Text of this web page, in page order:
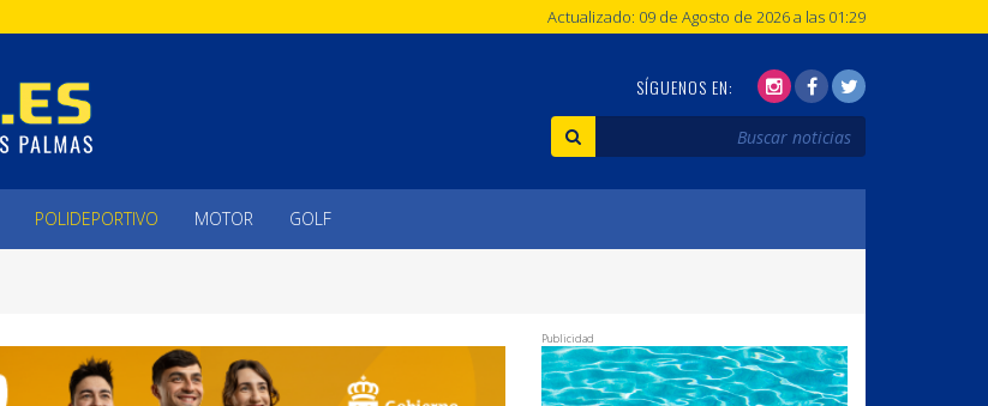
Actualizado: 09 de Agosto de 2026 a las 01:29
SÍGUENOS EN:
POLIDEPORTIVO MOTOR GOLF
Publicidad